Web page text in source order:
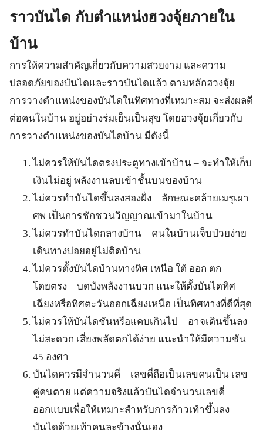
ราวบันได กับตำแหน่งฮวงจุ้ยภายใน
บ้าน
การให้ความสำคัญเกี่ยวกับความสวยงาม และความ
ปลอดภัยของบันไดและราวบันไดแล้ว ตามหลักฮวงจุ้ย
การวางตำแหน่งของบันไดในทิศทางที่เหมาะสม จะส่งผลดี
ต่อคนในบ้าน อยู่อย่างร่มเย็นเป็นสุข โดยฮวงจุ้ยเกี่ยวกับ
การวางตำแหน่งของบันไดบ้าน มีดังนี้
ไม่ควรให้บันไดตรงประตูทางเข้าบ้าน – จะทำให้เก็บ
เงินไม่อยู่ พลังงานลบเข้าชั้นบนของบ้าน
ไม่ควรทำบันไดขึ้นลงสองฝั่ง – ลักษณะคล้ายเมรุเผา
ศพ เป็นการชักชวนวิญญาณเข้ามาในบ้าน
ไม่ควรทำบันไดกลางบ้าน – คนในบ้านเจ็บป่วยง่าย
เดินทางบ่อยอยู่ไม่ติดบ้าน
ไม่ควรตั้งบันไดบ้านทางทิศ เหนือ ใต้ ออก ตก
โดยตรง – บดบังพลังงานบวก แนะให้ตั้งบันไดทิศ
เฉียงหรือทิศตะวันออกเฉียงเหนือ เป็นทิศทางที่ดีที่สุด
ไม่ควรให้บันไดชันหรือแคบเกินไป – อาจเดินขึ้นลง
ไม่สะดวก เสี่ยงพลัดตกได้ง่าย แนะนำให้มีความชัน
45 องศา
บันไดควรมีจำนวนคี่ – เลขคี่ถือเป็นเลขคนเป็น เลข
คู่คนตาย แต่ความจริงแล้วบันไดจำนวนเลขคี่
ออกแบบเพื่อให้เหมาะสำหรับการก้าวเท้าขึ้นลง
บันไดด้วยเท้าคนละข้างนั่นเอง